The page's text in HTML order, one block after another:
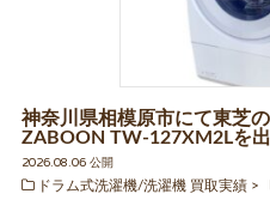
神奈川県相模原市にて東芝
ZABOON TW-127XM2Lを
2026.08.06 公開
ドラム式洗濯機/洗濯機 買取実績